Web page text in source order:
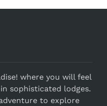
where you will feel
sophisticated lodges.
to explore